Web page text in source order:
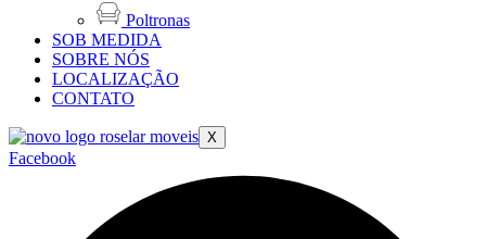
Poltronas
SOB MEDIDA
SOBRE NÓS
LOCALIZAÇÃO
CONTATO
X
Facebook